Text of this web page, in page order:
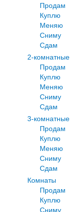
Продам
Куплю
Меняю
Сниму
Сдам
2-комнатные
Продам
Куплю
Меняю
Сниму
Сдам
3-комнатные
Продам
Куплю
Меняю
Сниму
Сдам
Комнаты
Продам
Куплю
Сниму